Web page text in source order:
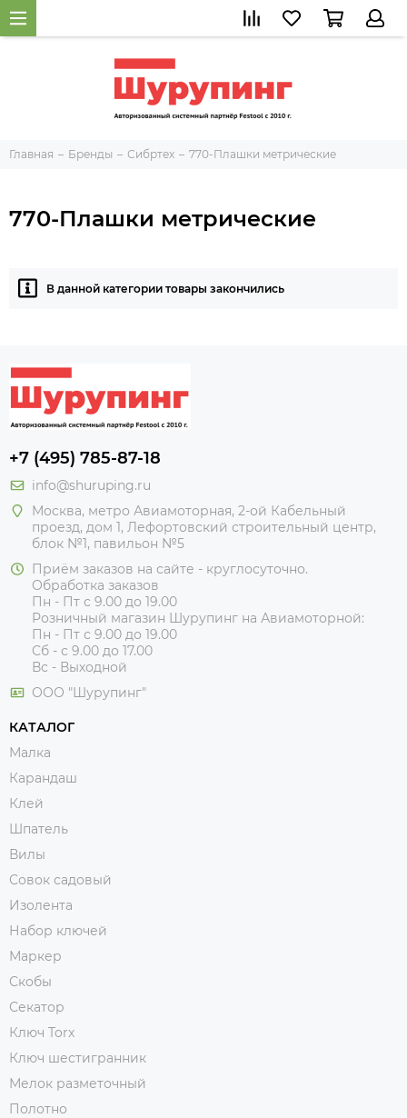
Главная Бренды Сибртех 770-Плашки метрические
770-Плашки метрические
В данной категории товары закончились
+7 (495) 785-87-18
info@shuruping.ru
Москва, метро Авиамоторная, 2-ой Кабельный
проезд, дом 1, Лефортовский строительный центр,
блок №1, павильон №5
Приём заказов на сайте - круглосуточно.
Обработка заказов
Пн - Пт с 9.00 до 19.00
Розничный магазин Шурупинг на Авиамоторной:
Пн - Пт с 9.00 до 19.00
Сб - с 9.00 до 17.00
Вс - Выходной
ООО "Шурупинг"
КАТАЛОГ
Малка
Карандаш
Клей
Шпатель
Вилы
Совок садовый
Изолента
Набор ключей
Маркер
Скобы
Секатор
Ключ Torx
Ключ шестигранник
Мелок разметочный
Полотно